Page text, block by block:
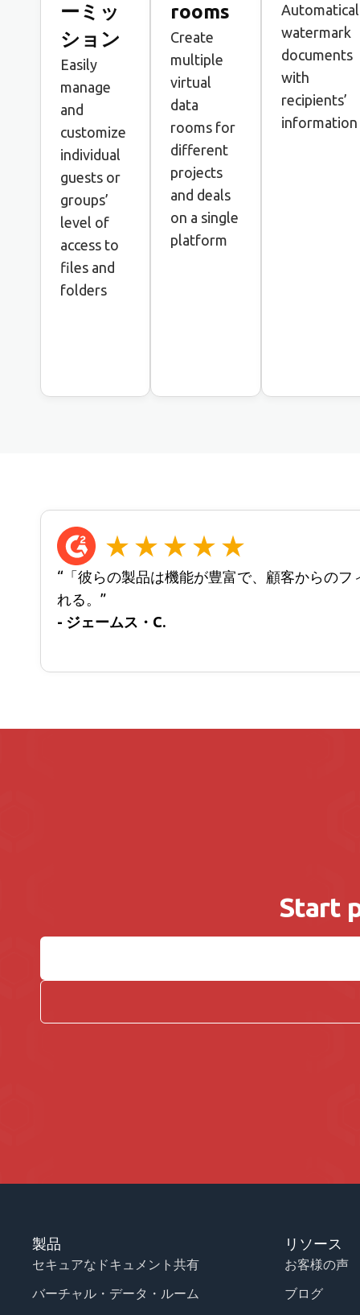
ーミッ
ション
Easily
manage
and
customize
individual
guests or
groups’
level of
access to
files and
folders
rooms
Create
multiple
virtual
data
rooms for
different
projects
and deals
on a single
platform
watermark
documents
with
recipients’
information
“「彼らの製品は機能が豊富で、顧客からのフ
れる。”
- ジェームス・C.
Start
製品
セキュアなドキュメント共有
バーチャル・データ・ルーム
リソース
お客様の声
ブログ